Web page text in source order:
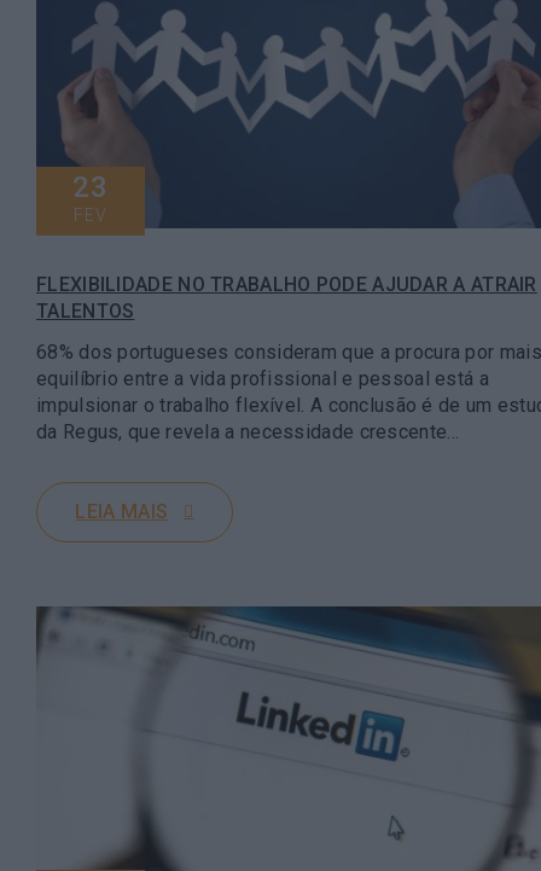
23
FEV
FLEXIBILIDADE NO TRABALHO PODE AJUDAR A ATRAIR
TALENTOS
68% dos portugueses consideram que a procura por mais
equilíbrio entre a vida profissional e pessoal está a
impulsionar o trabalho flexível. A conclusão é de um
da Regus, que revela a necessidade crescente…
LEIA MAIS